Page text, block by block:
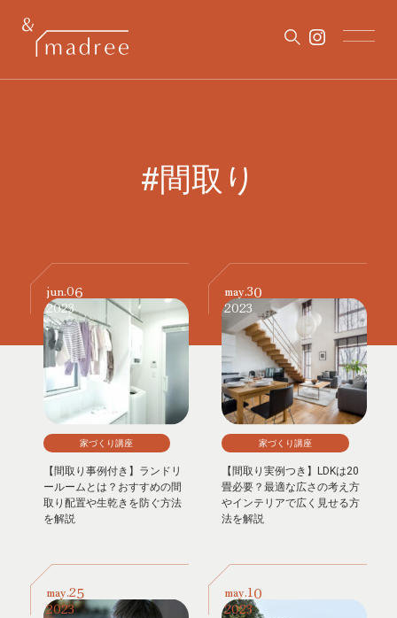
#間取り
jun. 06
2023
家づくり講座
【間取り事例付き】ランドリ
ールームとは？おすすめの間
取り配置や生乾きを防ぐ方法
を解説
may. 30
2023
家づくり講座
【間取り実例つき】LDKは20
畳必要？最適な広さの考え方
やインテリアで広く見せる方
法を解説
may. 25
2023
may. 10
2023